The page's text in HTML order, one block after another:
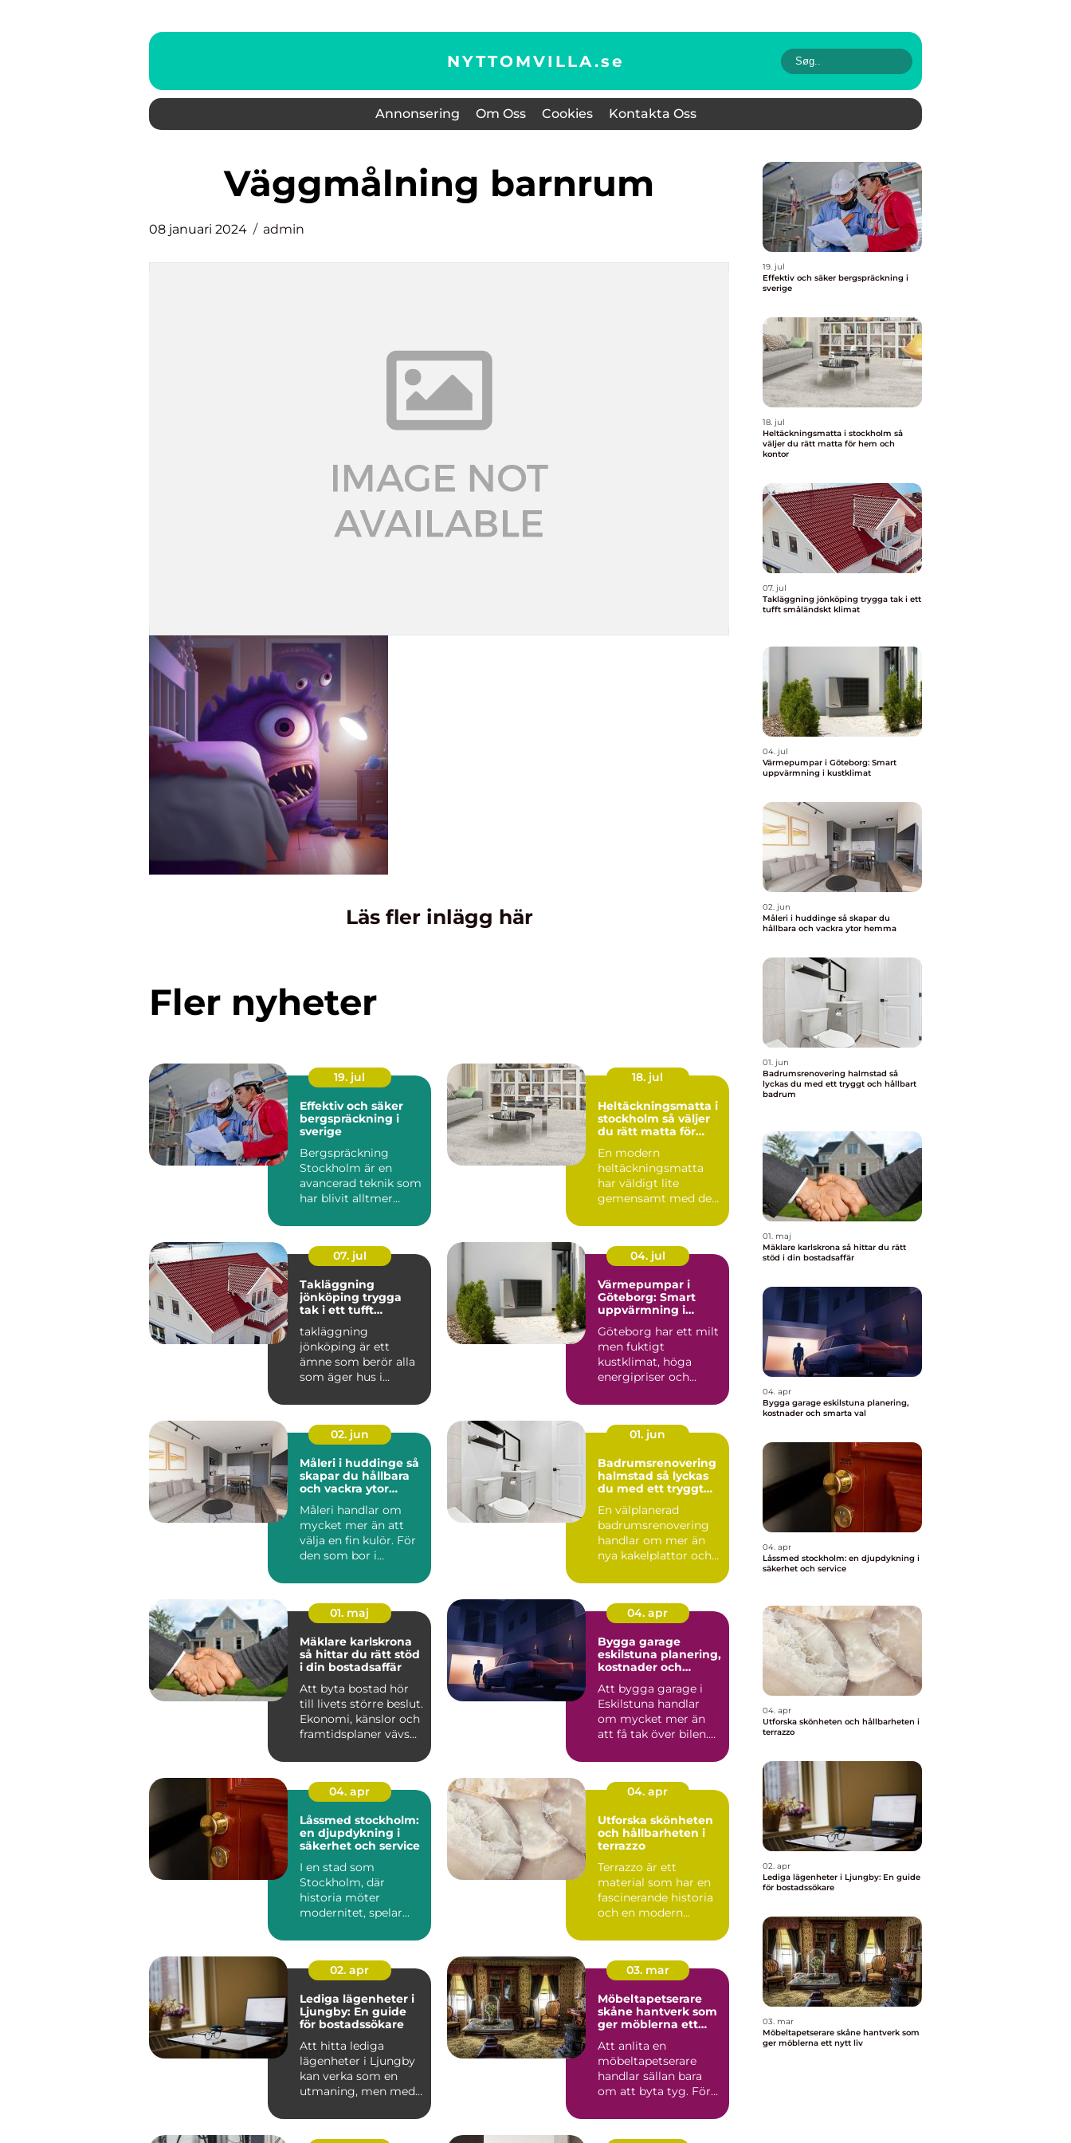
NYTTOMVILLA.se
Annonsering Om Oss Cookies Kontakta Oss
väggmålning barnrum
08 januari 2024 admin
Läs fler inlägg här
Fler nyheter
19. jul
Effektiv och säker
bergspräckning i
sverige
Bergspräckning
Stockholm är en
avancerad teknik som
har blivit alltmer
18. jul
Heltäckningsmatta i
stockholm så väljer
du rätt matta för
En modern
heltäckningsmatta
har väldigt lite
gemensamt med den
och 80talet. Ida...
07. jul
Takläggning
jönköping trygga
tak i ett tufft
takläggning
jönköping är ett
ämne som berör alla
som äger hus i
Taket är huset...
04. jul
Värmepumpar i
Göteborg: Smart
uppvärmning i
Göteborg har ett milt
men fuktigt
kustklimat, höga
energipriser och
02. jun
Måleri i huddinge så
skapar du hållbara
och vackra ytor
Måleri handlar om
mycket mer än att
välja en fin kulör. För
den som bor i
klimat, hu...
01. jun
Badrumsrenovering
halmstad så lyckas
du med ett tryggt
En välplanerad
badrumsrenovering
handlar om mer än
nya kakelplattor och
många i...
01. maj
Mäklare karlskrona
så hittar du rätt stöd
i din bostadsaffär
Att byta bostad hör
till livets större beslut.
Ekonomi, känslor och
framtidsplaner vävs
04. apr
Bygga garage
eskilstuna planering,
kostnader och
Att bygga garage i
Eskilstuna handlar
om mycket mer än
att få tak över bilen.
garage ...
04. apr
Låssmed stockholm:
en djupdykning i
säkerhet och service
I en stad som
Stockholm, där
historia möter
modernitet, spelar
avgörande roll.
Låssmed S...
04. apr
Utforska skönheten
och hållbarheten i
terrazzo
Terrazzo är ett
material som har en
fascinerande historia
och en modern
02. apr
Lediga lägenheter i
Ljungby: En guide
för bostadssökare
Att hitta lediga
lägenheter i Ljungby
kan verka som en
utmaning, men med
03. mar
Möbeltapetserare
skåne hantverk som
ger möblerna ett
Att anlita en
möbeltapetserare
handlar sällan bara
om att byta tyg. För
att be...
19. jul
Effektiv och säker bergspräckning i
sverige
18. jul
Heltäckningsmatta i stockholm så
väljer du rätt matta för hem och
kontor
07. jul
Takläggning jönköping trygga tak i ett
tufft småländskt klimat
04. jul
Värmepumpar i Göteborg: Smart
uppvärmning i kustklimat
02. jun
Måleri i huddinge så skapar du
hållbara och vackra ytor hemma
01. jun
Badrumsrenovering halmstad så
lyckas du med ett tryggt och hållbart
badrum
01. maj
Mäklare karlskrona så hittar du rätt
stöd i din bostadsaffär
04. apr
Bygga garage eskilstuna planering,
kostnader och smarta val
04. apr
Låssmed stockholm: en djupdykning i
säkerhet och service
04. apr
Utforska skönheten och hållbarheten i
terrazzo
02. apr
Lediga lägenheter i Ljungby: En guide
för bostadssökare
03. mar
Möbeltapetserare skåne hantverk som
ger möblerna ett nytt liv